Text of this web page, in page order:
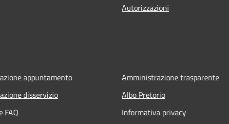
Autorizzazioni
appuntamento
disservizio
FAQ
Amministrazione trasparente
Albo Pretorio
Informativa privacy